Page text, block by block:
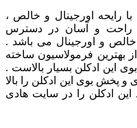
رایحه اورجینال و خالص ،
راحت و آسان در دسترس
و اورجینال می باشد .
بهترین فرمولاسیون ساخته
این ادکلن بسیار بالاست .
پخش بوی این ادکلن را بالا
ادکلن را در سایت هادی